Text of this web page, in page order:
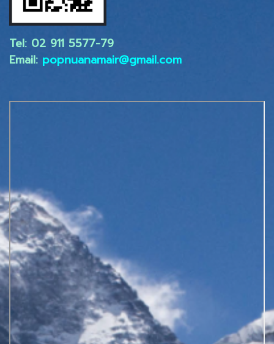
Tel: 02 ​911 5577-79
Email: popnuanamair@gmail.com